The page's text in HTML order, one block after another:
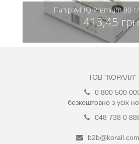
Папір А4 IQ Premium 90
413,45
ТОВ "КОРАЛЛ"
0 800 500
безкоштовно з усіх
048 738 0